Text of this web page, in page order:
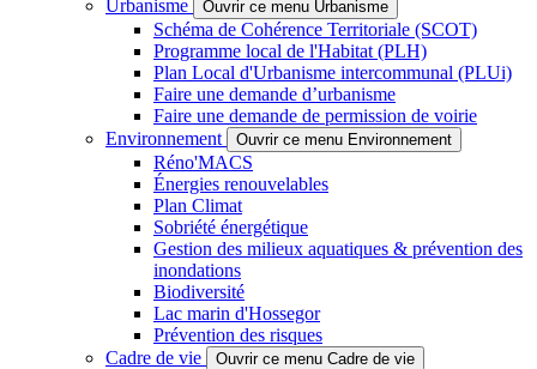
Urbanisme
Ouvrir ce menu Urbanisme
Schéma de Cohérence Territoriale (SCOT)
Programme local de l'Habitat (PLH)
Plan Local d'Urbanisme intercommunal (PLUi)
Faire une demande d’urbanisme
Faire une demande de permission de voirie
Environnement
Ouvrir ce menu Environnement
Réno'MACS
Énergies renouvelables
Plan Climat
Sobriété énergétique
Gestion des milieux aquatiques & prévention des
inondations
Biodiversité
Lac marin d'Hossegor
Prévention des risques
Cadre de vie
Ouvrir ce menu Cadre de vie